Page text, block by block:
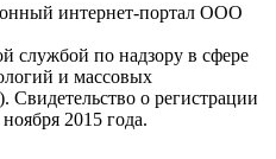
интернет-портал ООО
службой по надзору в сфере
и массовых
о регистрации
2015 года.